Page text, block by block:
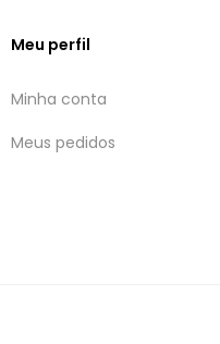
Meu perfil
Minha conta
Meus pedidos